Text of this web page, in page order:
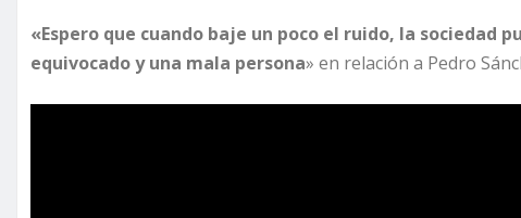
«Espero que cuando baje un poco el ruido, la sociedad
equivocado y una mala persona» en relación a Pedro